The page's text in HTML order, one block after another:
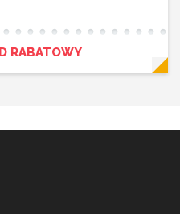
RABATOWY